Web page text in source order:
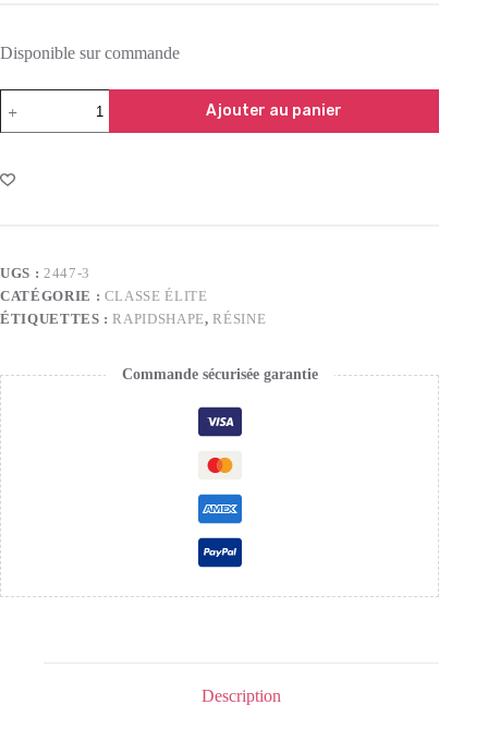
Disponible sur commande
Ajouter au panier
UGS : 2447-3
CATÉGORIE : CLASSE ÉLITE
ÉTIQUETTES : RAPIDSHAPE, RÉSINE
Commande sécurisée garantie
Description